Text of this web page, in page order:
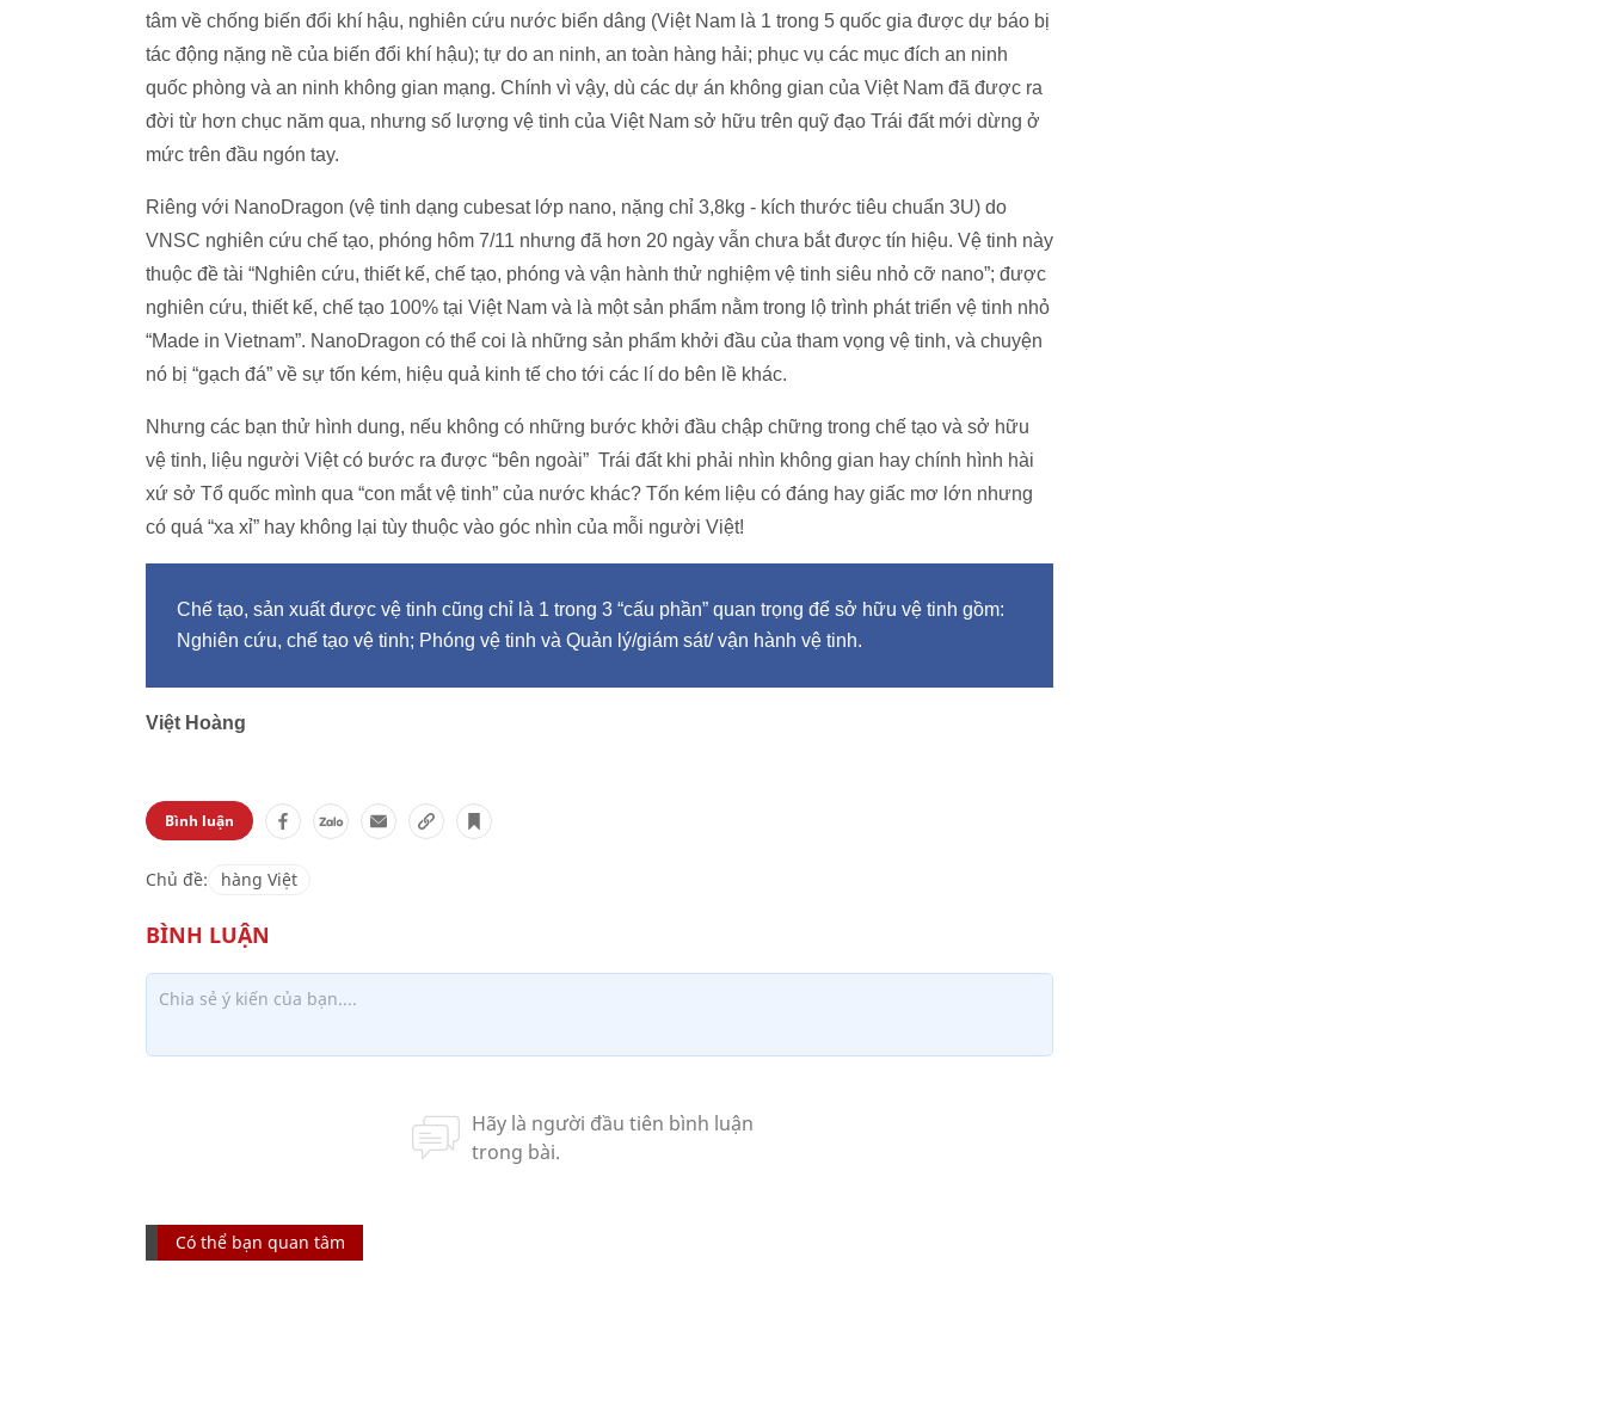
tâm về chống biến đổi khí hậu, nghiên cứu nước biển dâng (Việt Nam là 1 trong 5 quốc gia được dự báo bị
tác động nặng nề của biến đổi khí hậu); tự do an ninh, an toàn hàng hải; phục vụ các mục đích an ninh
quốc phòng và an ninh không gian mạng. Chính vì vậy, dù các dự án không gian của Việt Nam đã được ra
đời từ hơn chục năm qua, nhưng số lượng vệ tinh của Việt Nam sở hữu trên quỹ đạo Trái đất mới dừng ở
mức trên đầu ngón tay.
Riêng với NanoDragon (vệ tinh dạng cubesat lớp nano, nặng chỉ 3,8kg - kích thước tiêu chuẩn 3U) do
VNSC nghiên cứu chế tạo, phóng hôm 7/11 nhưng đã hơn 20 ngày vẫn chưa bắt được tín hiệu. Vệ tinh này
thuộc đề tài “Nghiên cứu, thiết kế, chế tạo, phóng và vận hành thử nghiệm vệ tinh siêu nhỏ cỡ nano”; được
nghiên cứu, thiết kế, chế tạo 100% tại Việt Nam và là một sản phẩm nằm trong lộ trình phát triển vệ tinh nhỏ
“Made in Vietnam”. NanoDragon có thể coi là những sản phẩm khởi đầu của tham vọng vệ tinh, và chuyện
nó bị “gạch đá” về sự tốn kém, hiệu quả kinh tế cho tới các lí do bên lề khác.
Nhưng các bạn thử hình dung, nếu không có những bước khởi đầu chập chững trong chế tạo và sở hữu
vệ tinh, liệu người Việt có bước ra được “bên ngoài” Trái đất khi phải nhìn không gian hay chính hình hài
xứ sở Tổ quốc mình qua “con mắt vệ tinh” của nước khác? Tốn kém liệu có đáng hay giấc mơ lớn nhưng
có quá “xa xỉ” hay không lại tùy thuộc vào góc nhìn của mỗi người Việt!
Chế tạo, sản xuất được vệ tinh cũng chỉ là 1 trong 3 “cấu phần” quan trọng để sở hữu vệ tinh gồm:
Nghiên cứu, chế tạo vệ tinh; Phóng vệ tinh và Quản lý/giám sát/ vận hành vệ tinh.
Việt Hoàng
Bình luận
Chủ đề: hàng Việt
Có thể bạn quan tâm